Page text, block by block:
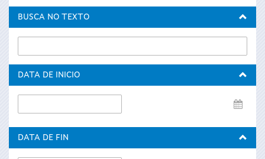
BUSCA NO TEXTO
DATA DE INICIO
de
DATA DE FIN